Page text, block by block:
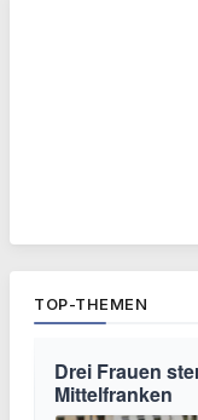
TOP-THEMEN
Drei Frauen
Mittelfranken